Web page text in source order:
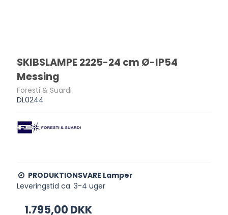
SKIBSLAMPE 2225-24 cm Ø-IP54
Messing
Foresti & Suardi
DL0244
PRODUKTIONSVARE Lamper
Leveringstid ca. 3-4 uger
1.795,00 DKK